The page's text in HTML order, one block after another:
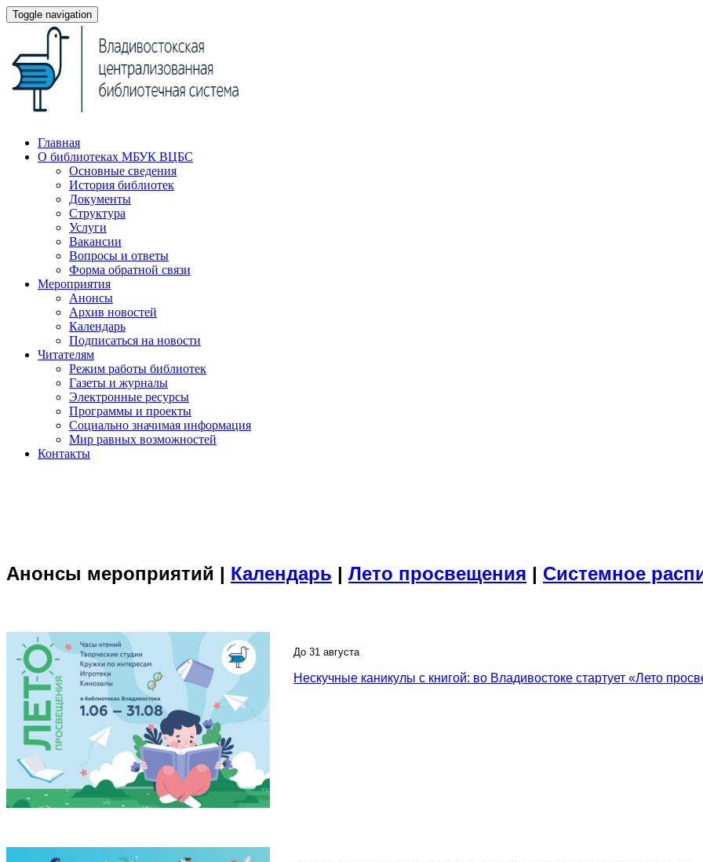
Toggle navigation
Главная
О библиотеках МБУК ВЦБС
Основные сведения
История библиотек
Документы
Структура
Услуги
Вакансии
Вопросы и ответы
Форма обратной связи
Мероприятия
Анонсы
Архив новостей
Календарь
Подписаться на новости
Читателям
Режим работы библиотек
Газеты и журналы
Электронные ресурсы
Программы и проекты
Социально значимая информация
Мир равных возможностей
Контакты
Анонсы мероприятий | Календарь | Лето просвещения | Системное
До 31 августа
Нескучные каникулы с книгой: во Владивостоке стартует «Лето